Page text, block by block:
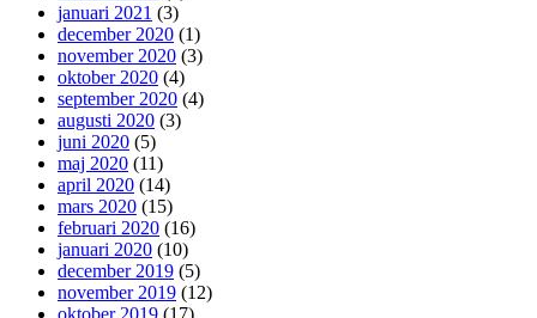
januari 2021 (3)
december 2020 (1)
november 2020 (3)
oktober 2020 (4)
september 2020 (4)
augusti 2020 (3)
juni 2020 (5)
maj 2020 (11)
april 2020 (14)
mars 2020 (15)
februari 2020 (16)
januari 2020 (10)
december 2019 (5)
november 2019 (12)
oktober 2019 (17)